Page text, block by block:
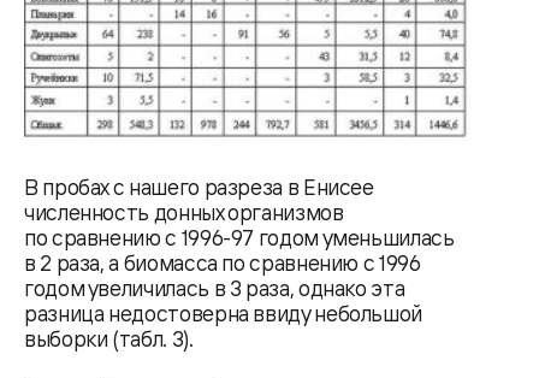
В пробах с нашего разреза в Енисее
численность донных организмов
по сравнению с 1996-97 годом уменьшилась
в 2 раза, а биомасса по сравнению с 1996
годом увеличилась в 3 раза, однако эта
разница недостоверна ввиду небольшой
выборки (табл. 3).